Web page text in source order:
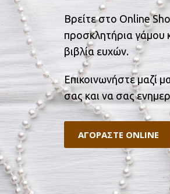
Βρείτε στο Online
προσκλητήρια γάμου
βιβλία ευχών.
Επικοινωνήστε μαζί
σας και να σας
ΑΓΟΡΑΣΤΕ ONLINE